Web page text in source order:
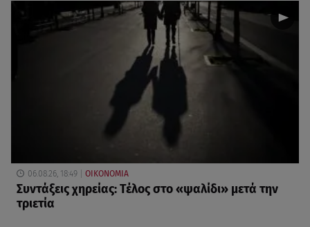
06.08.26, 18:49 ΟΙΚΟΝΟΜΙΑ
Συντάξεις χηρείας: Τέλος στο «ψαλίδι» μετά την
τριετία